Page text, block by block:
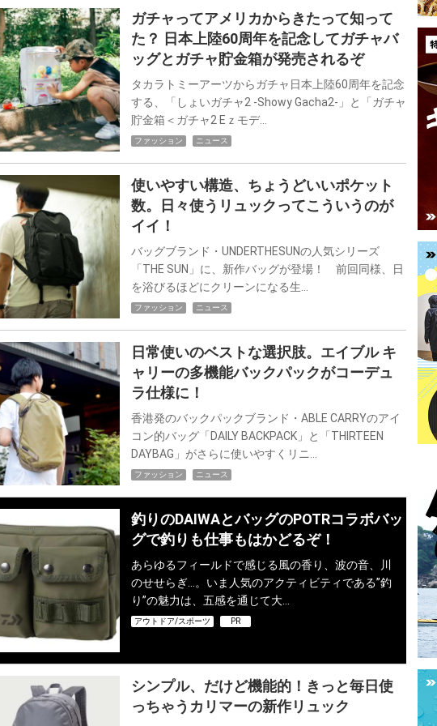
ガチャってアメリカからきたって知って
た？ 日本上陸60周年を記念してガチャバ
ッグとガチャ貯金箱が発売されるぞ
タカラトミーアーツからガチャ日本上陸60周年を記念
する、「しょいガチャ2 -Showy Gacha2-」と「ガチャ
貯金箱＜ガチャ2 Eｚモデ…
ファッション ニュース
使いやすい構造、ちょうどいいポケット
数。日々使うリュックってこういうのが
イイ！
バッグブランド・UNDERTHESUNの人気シリーズ
「THE SUN」に、新作バッグが登場！ 前回同様、日
を浴びるほどにクリーンになる生…
ファッション ニュース
日常使いのベストな選択肢。エイブル キ
ャリーの多機能バックパックがコーデュ
ラ仕様に！
香港発のバックパックブランド・ABLE CARRYのアイ
コン的バッグ「DAILY BACKPACK」と「THIRTEEN
DAYBAG」がさらに使いやすくリニ…
ファッション ニュース
釣りのDAIWAとバッグのPOTRコラボバッ
グで釣りも仕事もはかどるぞ！
あらゆるフィールドで感じる風の香り、波の音、川
のせせらぎ…。いま人気のアクティビティである”釣
り”の魅力は、五感を通じて大…
アウトドア/スポーツ PR
シンプル、だけど機能的！きっと毎日使
っちゃうカリマーの新作リュック